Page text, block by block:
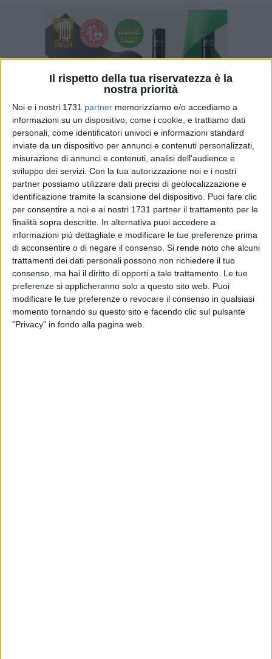
Il rispetto della tua riservatezza è la
nostra priorità
Noi e i nostri 1731 partner memorizziamo e/o accediamo a
informazioni su un dispositivo, come i cookie, e trattiamo dati
personali, come identificatori univoci e informazioni standard
inviate da un dispositivo per annunci e contenuti personalizzati,
misurazione di annunci e contenuti, analisi dell'audience e
sviluppo dei servizi. Con la tua autorizzazione noi e i nostri
partner possiamo utilizzare dati precisi di geolocalizzazione e
identificazione tramite la scansione del dispositivo. Puoi fare clic
per consentire a noi e ai nostri 1731 partner il trattamento per le
finalità sopra descritte. In alternativa puoi accedere a
informazioni più dettagliate e modificare le tue preferenze prima
di acconsentire o di negare il consenso. Si rende noto che alcuni
trattamenti dei dati personali possono non richiedere il tuo
consenso, ma hai il diritto di opporti a tale trattamento. Le tue
preferenze si applicheranno solo a questo sito web. Puoi
modificare le tue preferenze o revocare il consenso in qualsiasi
momento tornando su questo sito e facendo clic sul pulsante
"Privacy" in fondo alla pagina web.
SPECIALE
6 AGOSTO